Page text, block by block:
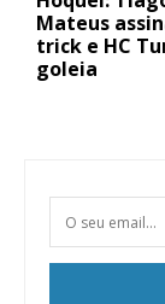
Mateus
trick e HC
goleia